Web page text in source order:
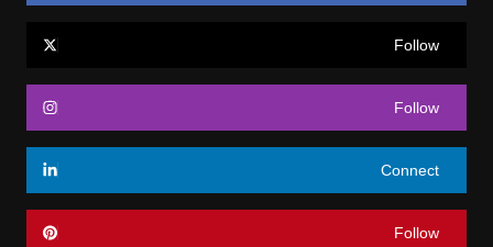
Follow
Follow
Connect
Follow